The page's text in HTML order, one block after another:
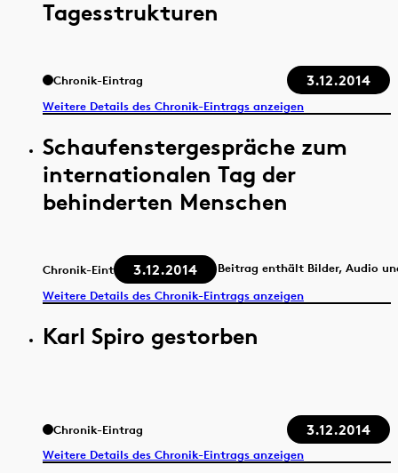
Tagesstrukturen
Chronik-Eintrag 3.12.2014
Weitere Details des Chronik-Eintrags anzeigen
Schaufenstergespräche zum
internationalen Tag der
behinderten Menschen
Chronik-Eintrag 3.12.2014
Beitrag enthält Bilder, Audio
Weitere Details des Chronik-Eintrags anzeigen
Karl Spiro gestorben
Chronik-Eintrag 3.12.2014
Weitere Details des Chronik-Eintrags anzeigen